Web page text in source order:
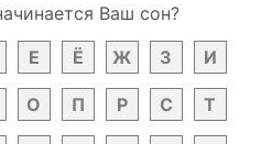
Ваш сон?
Е Ё Ж З И
О П Р С Т